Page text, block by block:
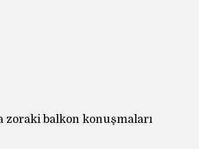
zoraki balkon konuşmaları